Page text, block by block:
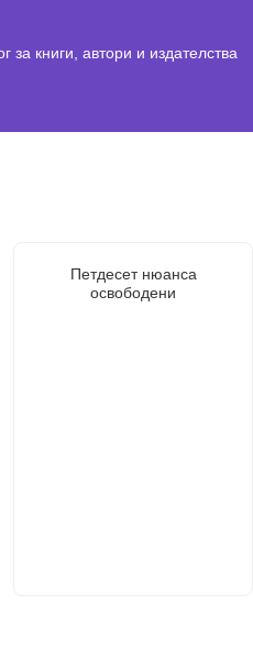
за книги, автори и издателства
Петдесет нюанса
освободени